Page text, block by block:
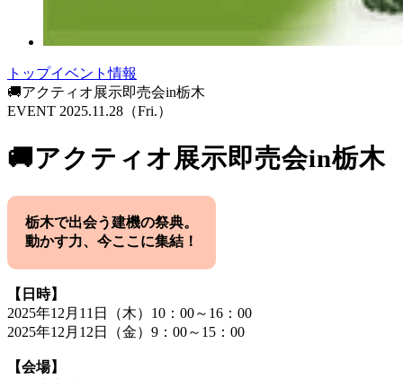
トップイベント情報
🚚アクティオ展示即売会in栃木
EVENT 2025.11.28 （Fri.）
🚚アクティオ展示即売会in栃木
栃木で出会う建機の祭典。
動かす力、今ここに集結！
【日時】
2025年12月11日（木）10：00～16：00
2025年12月12日（金）9：00～15：00
【会場】